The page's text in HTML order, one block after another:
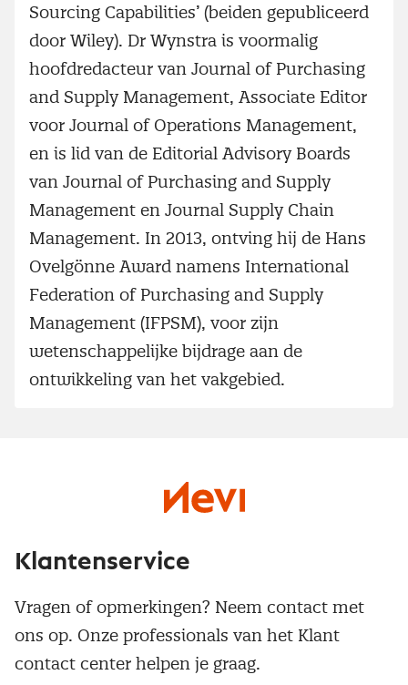
Sourcing Capabilities’ (beiden gepubliceerd
door Wiley). Dr Wynstra is voormalig
hoofdredacteur van Journal of Purchasing
and Supply Management, Associate Editor
voor Journal of Operations Management,
en is lid van de Editorial Advisory Boards
van Journal of Purchasing and Supply
Management en Journal Supply Chain
Management. In 2013, ontving hij de Hans
Ovelgönne Award namens International
Federation of Purchasing and Supply
Management (IFPSM), voor zijn
wetenschappelijke bijdrage aan de
ontwikkeling van het vakgebied.
Klantenservice
Vragen of opmerkingen? Neem contact met
ons op. Onze professionals van het Klant
contact center helpen je graag.